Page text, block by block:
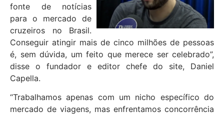
fonte de notícias
para o mercado de
cruzeiros no Brasil.
Conseguir atingir mais de cinco milhões de pessoas
é, sem dúvida, um feito que merece ser celebrado”,
disse o fundador e editor chefe do site, Daniel
Capella.
“Trabalhamos apenas com um nicho específico do
mercado de viagens, mas enfrentamos concorrência